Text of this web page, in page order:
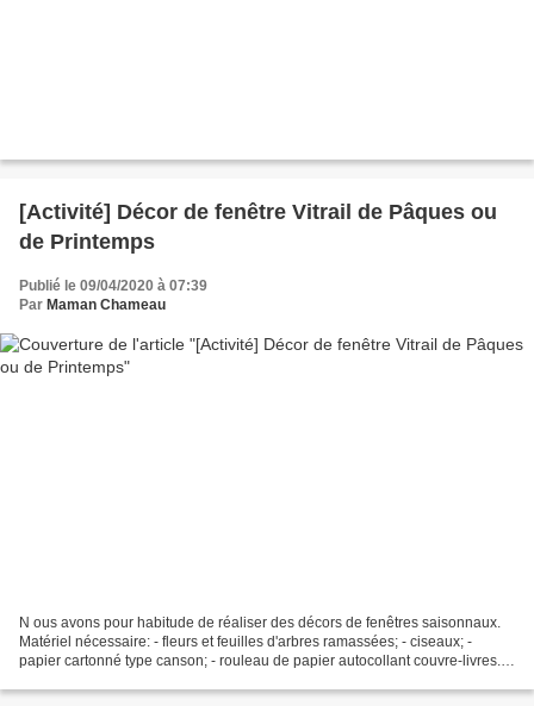
[Activité] Décor de fenêtre Vitrail de Pâques ou
de Printemps
Publié le 09/04/2020 à 07:39
Par Maman Chameau
N ous avons pour habitude de réaliser des décors de fenêtres saisonnaux.
Matériel nécessaire: - fleurs et feuilles d'arbres ramassées; - ciseaux; -
papier cartonné type canson; - rouleau de papier autocollant couvre-livres.